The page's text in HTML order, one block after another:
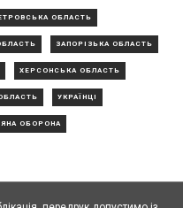
ОБЛАСТЬ
ЗАПОРІЗЬКА ОБЛАСТЬ
ХЕРСОНСЬКА ОБЛАСТЬ
УКРАЇНЦІ
ОБОРОНА